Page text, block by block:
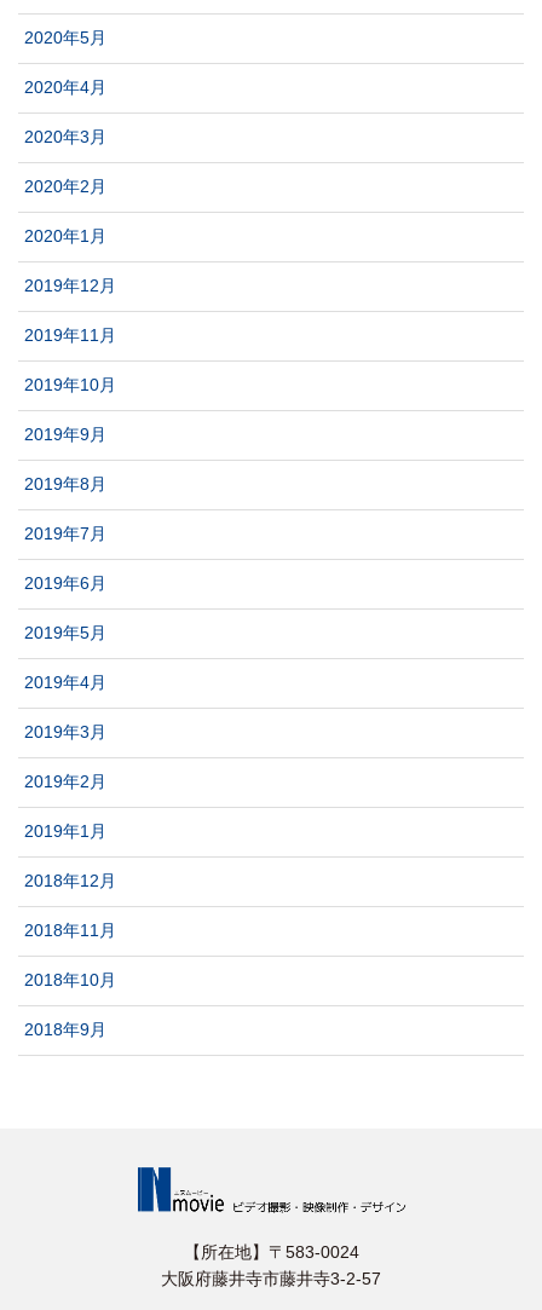
2020年5月
2020年4月
2020年3月
2020年2月
2020年1月
2019年12月
2019年11月
2019年10月
2019年9月
2019年8月
2019年7月
2019年6月
2019年5月
2019年4月
2019年3月
2019年2月
2019年1月
2018年12月
2018年11月
2018年10月
2018年9月
【所在地】〒583-0024
⼤阪府藤井寺市藤井寺3-2-57